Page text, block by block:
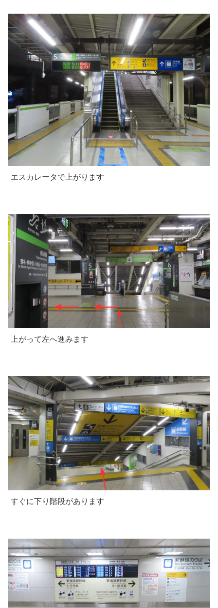
エスカレータで上がります
上がって左へ進みます
すぐに下り階段があります